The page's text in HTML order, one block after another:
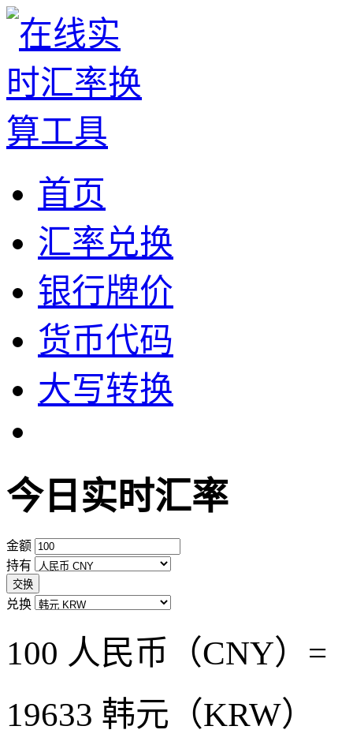
首页
汇率兑换
银行牌价
货币代码
大写转换
今日实时汇率
金额
持有
交换
兑换
100 人民币（CNY）=
19633 韩元（KRW）